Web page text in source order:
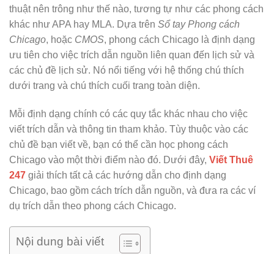
thuật nên trông như thế nào, tương tự như các phong cách
khác như APA hay MLA. Dựa trên Sổ tay Phong cách
Chicago, hoặc CMOS, phong cách Chicago là định dạng
ưu tiên cho việc trích dẫn nguồn liên quan đến lịch sử và
các chủ đề lịch sử. Nó nổi tiếng với hệ thống chú thích
dưới trang và chú thích cuối trang toàn diện.
Mỗi định dạng chính có các quy tắc khác nhau cho việc
viết trích dẫn và thông tin tham khảo. Tùy thuộc vào các
chủ đề bạn viết về, bạn có thể cần học phong cách
Chicago vào một thời điểm nào đó. Dưới đây, Viết Thuê
247 giải thích tất cả các hướng dẫn cho định dạng
Chicago, bao gồm cách trích dẫn nguồn, và đưa ra các ví
dụ trích dẫn theo phong cách Chicago.
Nội dung bài viết